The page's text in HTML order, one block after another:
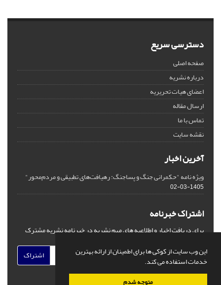
این وب سایت از کوکی ها برای اطمینان از ارائه بهترین
خدمات استفاده می کند.
متوجه شدم
دسترسی سریع
صفحه اصلی
درباره نشریه
اعضای هیات تحریریه
ارسال مقاله
تماس با ما
نقشه سایت
آخرین اخبار
ویژه نامه "حکمرانی جنگ و پساجنگ: رهیافت‌های تطبیقی و مردم‌محور"
1405-03-02
اشتراک خبرنامه
برای دریافت اخبار و اطلاعیه های مهم نشریه در خبرنامه نشریه مشترک
اشتراک